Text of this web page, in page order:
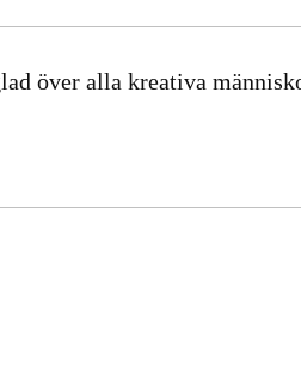
över alla kreativa